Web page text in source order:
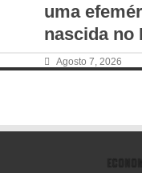
uma
nascida no
Agosto 7, 2026